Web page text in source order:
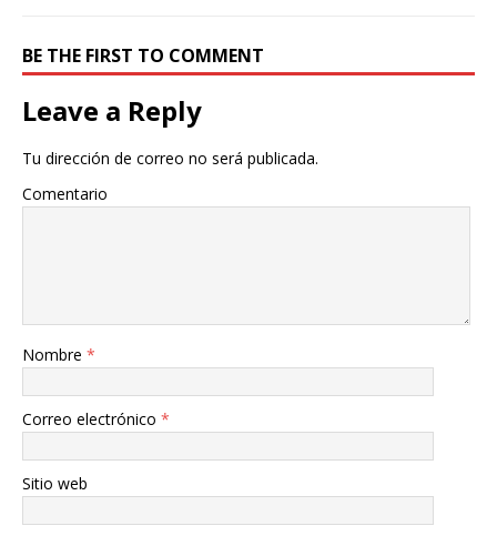
BE THE FIRST TO COMMENT
Leave a Reply
Tu dirección de correo no será publicada.
Comentario
Nombre *
Correo electrónico *
Sitio web